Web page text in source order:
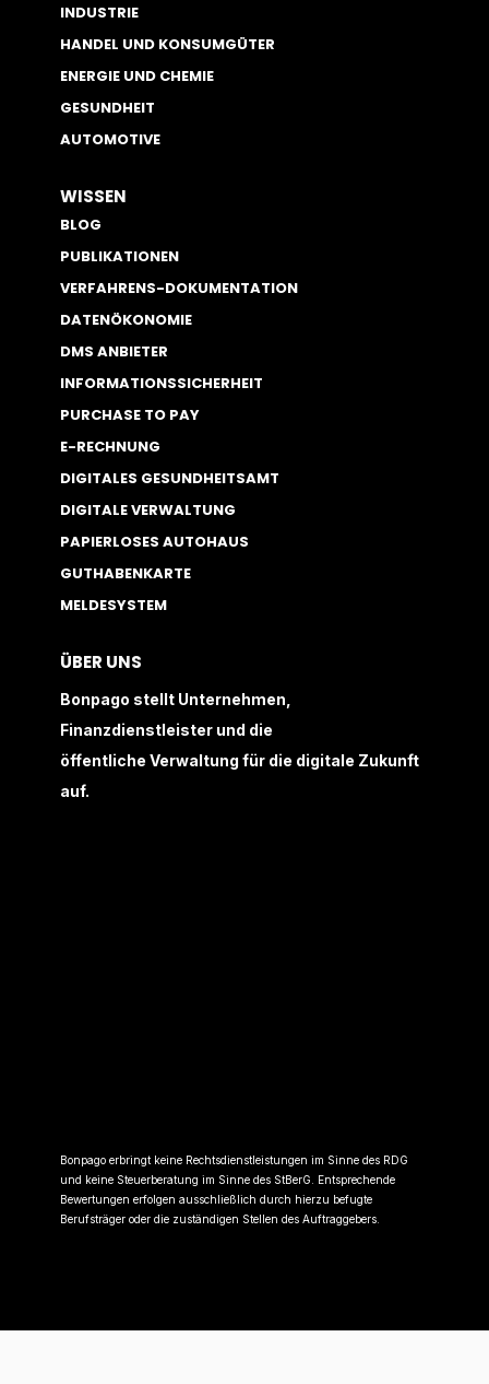
INDUSTRIE
HANDEL UND KONSUMGÜTER
ENERGIE UND CHEMIE
GESUNDHEIT
AUTOMOTIVE
WISSEN
BLOG
PUBLIKATIONEN
VERFAHRENS-DOKUMENTATION
DATENÖKONOMIE
DMS ANBIETER
INFORMATIONSSICHERHEIT
PURCHASE TO PAY
E-RECHNUNG
DIGITALES GESUNDHEITSAMT
DIGITALE VERWALTUNG
PAPIERLOSES AUTOHAUS
GUTHABENKARTE
MELDESYSTEM
ÜBER UNS
Bonpago stellt Unternehmen,
Finanzdienstleister und die
öffentliche Verwaltung für die digitale Zukunft
auf.
Bonpago erbringt keine Rechtsdienstleistungen im Sinne des RDG
und keine Steuerberatung im Sinne des StBerG. Entsprechende
Bewertungen erfolgen ausschließlich durch hierzu befugte
Berufsträger oder die zuständigen Stellen des Auftraggebers.